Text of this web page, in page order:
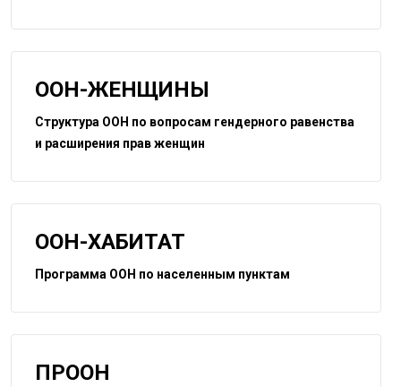
ООН-ЖЕНЩИНЫ
Структура ООН по вопросам гендерного равенства
и расширения прав женщин
ООН-ХАБИТАТ
Программа ООН по населенным пунктам
ПРООН